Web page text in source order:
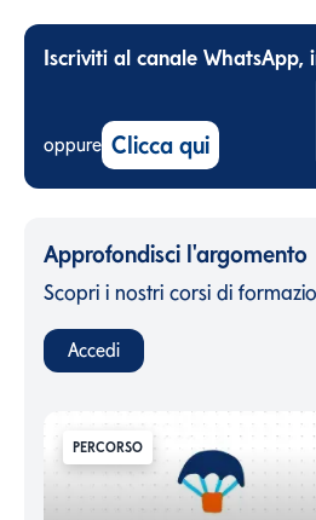
Iscriviti al canale WhatsApp,
oppure Clicca qui
Approfondisci l'argomento
Scopri i nostri corsi di
Accedi
PERCORSO